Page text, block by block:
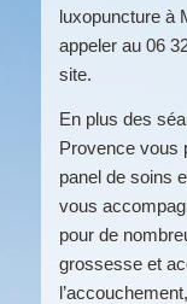
luxopuncture à
appeler au 06
site.
En plus des
Provence vous
panel de soins
vous
pour de
grossesse et